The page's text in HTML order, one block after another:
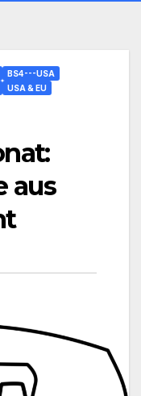
BS4---USA
USA & EU
aus